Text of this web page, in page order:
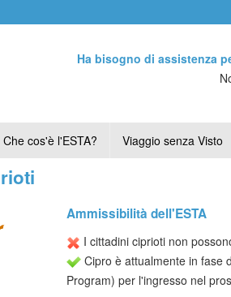
Ha bisogno di assistenza
Che cos'è l'ESTA? Viaggio senza Visto
Ammissibilità dell'ESTA
I cittadini ciprioti non
Cipro è attualmente in fase
Program) per l'ingresso nel